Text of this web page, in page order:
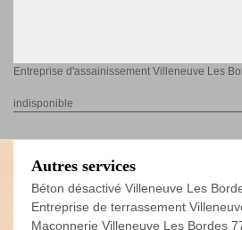
Entreprise d'assainissement Villeneuve Les
indisponible
Autres services
Béton désactivé Villeneuve Les
Entreprise de terrassement
Maçonnerie Villeneuve Les Bordes